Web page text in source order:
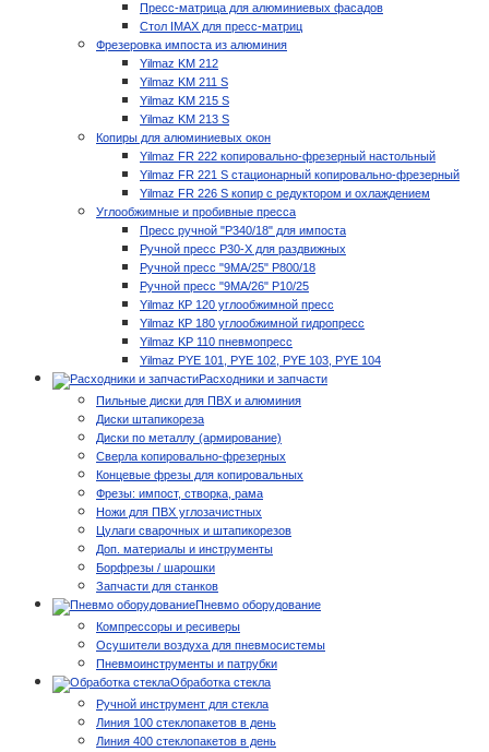
Пресс-матрица для алюминиевых фасадов
Стол IMAX для пресс-матриц
Фрезеровка импоста из алюминия
Yilmaz KM 212
Yilmaz KM 211 S
Yilmaz KM 215 S
Yilmaz KM 213 S
Копиры для алюминиевых окон
Yilmaz FR 222 копировально-фрезерный настольный
Yilmaz FR 221 S стационарный копировально-фрезерный
Yilmaz FR 226 S копир с редуктором и охлаждением
Углообжимные и пробивные пресса
Пресс ручной "P340/18" для импоста
Ручной пресс P30-X для раздвижных
Ручной пресс "9MA/25" P800/18
Ручной пресс "9MA/26" P10/25
Yilmaz КР 120 углообжимной пресс
Yilmaz КР 180 углообжимной гидропресс
Yilmaz KP 110 пневмопресс
Yilmaz PYE 101, PYE 102, PYE 103, PYE 104
Расходники и запчасти
Пильные диски для ПВХ и алюминия
Диски штапикореза
Диски по металлу (армирование)
Сверла копировально-фрезерных
Концевые фрезы для копировальных
Фрезы: импост, створка, рама
Ножи для ПВХ углозачистных
Цулаги сварочных и штапикорезов
Доп. материалы и инструменты
Борфрезы / шарошки
Запчасти для станков
Пневмо оборудование
Компрессоры и ресиверы
Осушители воздуха для пневмосистемы
Пневмоинструменты и патрубки
Обработка стекла
Ручной инструмент для стекла
Линия 100 стеклопакетов в день
Линия 400 стеклопакетов в день